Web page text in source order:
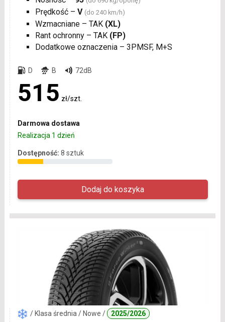
Prędkość – V (do 240 km/h)
Wzmacniane – TAK (XL)
Rant ochronny – TAK (FP)
Dodatkowe oznaczenia – 3PMSF, M+S
D B 72dB
515 zł/szt.
Darmowa dostawa
Realizacja 1 dzień
Dostępność: 8 sztuk
/ Klasa średnia / Nowe / 2025/2026